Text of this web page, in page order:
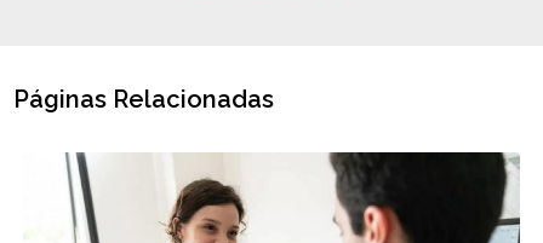
Páginas Relacionadas